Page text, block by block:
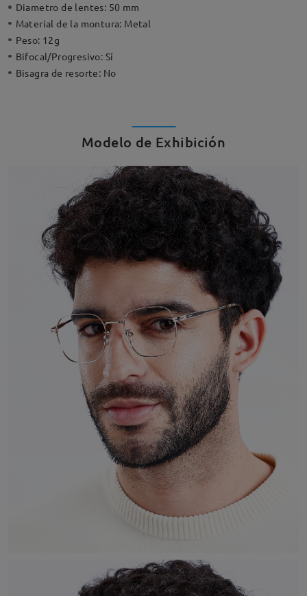
Diametro de lentes: 50 mm
Material de la montura: Metal
Peso: 12g
Bifocal/Progresivo: Sí
Bisagra de resorte: No
Modelo de Exhibición